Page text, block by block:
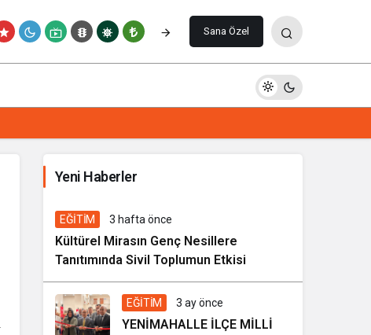
Sana Özel
Yeni Haberler
1 hafta önce
EĞİTİM 3 hafta önce
Kültürel Mirasın Genç Nesillere
Tanıtımında Sivil Toplumun Etkisi
EĞİTİM 3 ay önce
YENİMAHALLE İLÇE MİLLİ
Yorum Yap Paylaş